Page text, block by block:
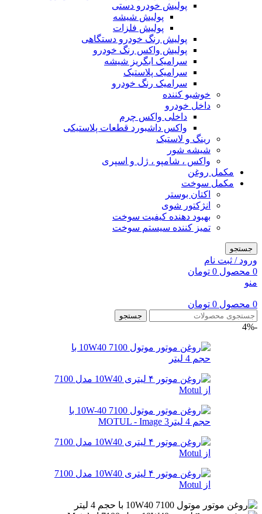
پولیش خودرو دستی
پولیش شیشه
پولیش فلزات
پولیش رنگ خودرو دستگاهی
پولیش واکس رنگ خودرو
سرامیک ابگریز شیشه
سرامیک پلاستیک
سرامیک رنگ خودرو
خوشبو کننده
داخل خودرو
داخلی واکس چرم
واکس داشبورد قطعات پلاستیکی
رینگ و لاستیک
شیشه شور
واکس ، شامپو ، ژل و اسپری
مکمل روغن
مکمل سوخت
اکتان بوستر
انژکتور شوی
بهبود دهنده کیفیت سوخت
تمیز کننده سیستم سوخت
جستجو
ورود / ثبت نام
0 محصول 0 تومان
منو
0 محصول 0 تومان
جستجو
-4%